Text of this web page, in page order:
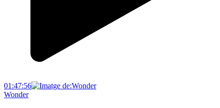
01:47:56
Wonder